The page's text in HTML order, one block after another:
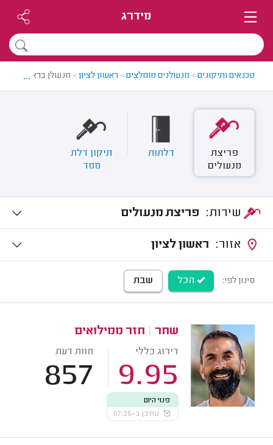
מידרג
טכנאים ותיקונים> מנעולנים מומלצים> ראשון לציון> מנעולן בראשון לציון
...
פריצת
מנעולים
דלתות
תיקון דלת
ממד
פריצת מנעולים
ראשון לציון
סינון לפי: הכל שבת
שחר חזר ממילואים
דירוג כללי
9.95
חוות דעת
857
פנוי היום
עודכן ב-07:26